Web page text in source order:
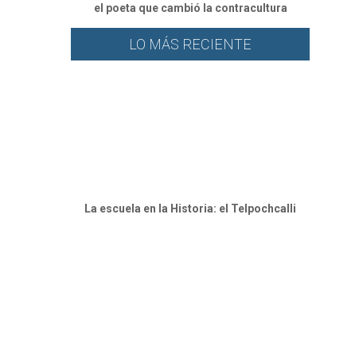
el poeta que cambió la contracultura
LO MÁS RECIENTE
La escuela en la Historia: el Telpochcalli